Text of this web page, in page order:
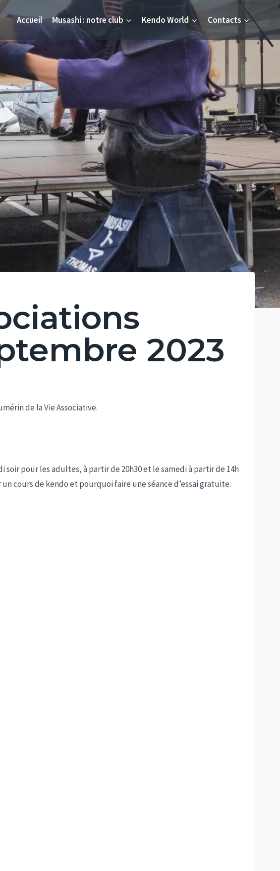
Accueil Musashi : notre club Kendo World Contacts
2023
de la Vie Associative.
pour les adultes, à partir de 20h30 et le samedi à partir de 14h
cours de kendo et pourquoi faire une séance d’essai gratuite.